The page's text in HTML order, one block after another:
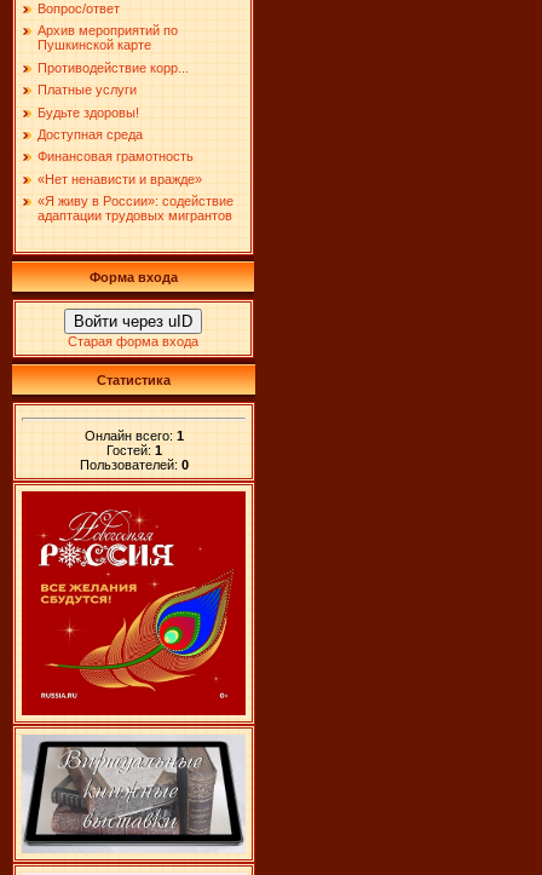
Вопрос/ответ
Архив мероприятий по
Пушкинской карте
Противодействие корр...
Платные услуги
Будьте здоровы!
Доступная среда
Финансовая грамотность
«Нет ненависти и вражде»
«Я живу в России»: содействие
адаптации трудовых мигрантов
Форма входа
Войти через uID
Старая форма входа
Статистика
Онлайн всего: 1
Гостей: 1
Пользователей: 0